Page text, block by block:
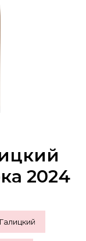
2024